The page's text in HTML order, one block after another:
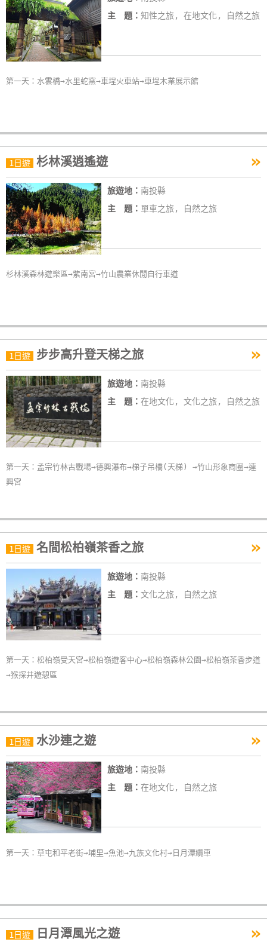
主 題： 知性之旅, 在地文化, 自然之旅
第一天：水雲橋→水里蛇窯→車埕火車站→車埕木業展示館
1日遊 杉林溪逍遙遊 »
旅遊地： 南投縣
主 題： 單車之旅, 自然之旅
杉林溪森林遊樂區→紫南宮→竹山農業休閒自行車道
1日遊 步步高升登天梯之旅 »
旅遊地： 南投縣
主 題： 在地文化, 文化之旅, 自然之旅
第一天：孟宗竹林古戰場→德興瀑布→梯子吊橋(天梯) →竹山形象商圈→連
興宮
1日遊 名間松柏嶺茶香之旅 »
旅遊地： 南投縣
主 題： 文化之旅, 自然之旅
第一天：松柏嶺受天宮→松柏嶺遊客中心→松柏嶺森林公園→松柏嶺茶香步道
→猴探井遊憩區
1日遊 水沙連之遊 »
旅遊地： 南投縣
主 題： 在地文化, 自然之旅
第一天：草屯和平老街→埔里→魚池→九族文化村→日月潭纜車
1日遊 日月潭風光之遊 »